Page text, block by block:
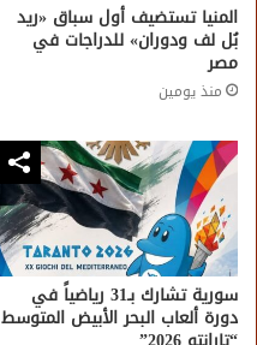
المنيا تستضيف أول سباق «ريد
بُل لف ودوران» للدراجات في
مصر
منذ يومين
سورية تشارك بـ31 رياضياً في
دورة ألعاب البحر الأبيض المتوسط